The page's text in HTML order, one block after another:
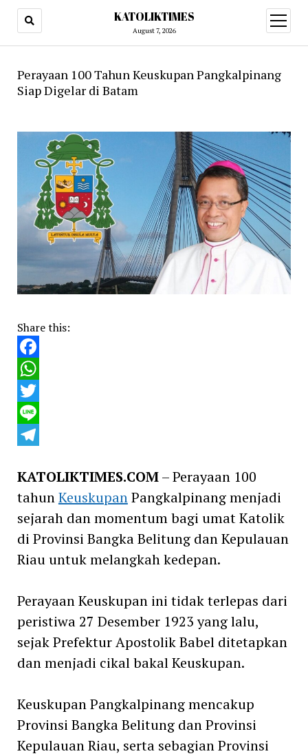
KATOLIKTIMES
August 7, 2026
open
menu
Perayaan 100 Tahun Keuskupan Pangkalpinang
Siap Digelar di Batam
Share this:
Facebook
WhatsApp
Twitter
Line
KATOLIKTIMES.COM– Perayaan 100
tahunKeuskupanPangkalpinang menjadi
sejarah dan momentum bagi umat Katolik
di Provinsi Bangka Belitung dan Kepulauan
Riau untuk melangkah kedepan.
Perayaan Keuskupan ini tidak terlepas dari
peristiwa 27 Desember 1923 yang lalu,
sejak Prefektur Apostolik Babel ditetapkan
dan menjadi cikal bakal Keuskupan.
Keuskupan Pangkalpinang mencakup
Provinsi Bangka Belitung dan Provinsi
Kepulauan Riau, serta sebagian Provinsi